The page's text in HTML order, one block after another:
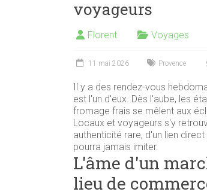
voyageurs
Florent Voyages
11 mai 2026 Provence
Il y a des rendez-vous
est l'un d'eux. Dès l'aube, les
fromage frais se mêlent aux
Locaux et voyageurs s'y
authenticité rare, d'un lien
pourra jamais imiter.
L'âme d'un
lieu de